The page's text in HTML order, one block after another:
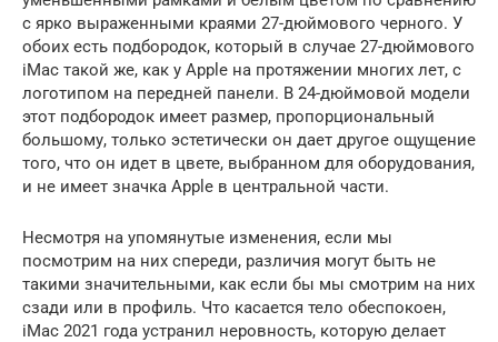
с ярко выраженными краями 27-дюймового черного. У
обоих есть подбородок, который в случае 27-дюймового
iMac такой же, как у Apple на протяжении многих лет, с
логотипом на передней панели. В 24-дюймовой модели
этот подбородок имеет размер, пропорциональный
большому, только эстетически он дает другое ощущение
того, что он идет в цвете, выбранном для оборудования,
и не имеет значка Apple в центральной части.
Несмотря на упомянутые изменения, если мы
посмотрим на них спереди, различия могут быть не
такими значительными, как если бы мы смотрим на них
сзади или в профиль. Что касается тело обеспокоен,
iMac 2021 года устранил неровность, которую делает